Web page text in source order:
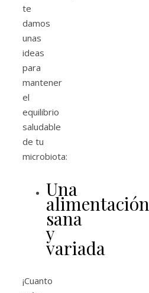
te
damos
unas
ideas
para
mantener
el
equilibrio
saludable
de tu
microbiota:
Una
alimentación
sana
y
variada
¡Cuanto